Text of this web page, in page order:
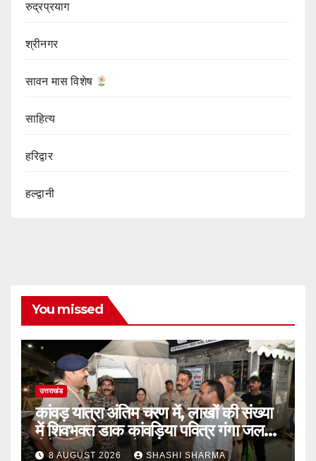
रुद्रप्रयाग
श्रीनगर
सावन मास विशेष
साहित्य
हरिद्वार
हल्द्वानी
You missed
उत्तराखंड
कांवड़ यात्रा अंतिम चरण में, लाखों की संख्या
में शिवभक्त डाक कांवड़िया पवित्र गंगा जल
लेने हरिद्वार पहुंच रहे
8 AUGUST 2026 SHASHI SHARMA